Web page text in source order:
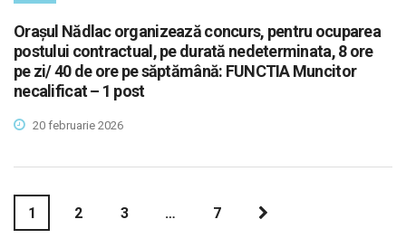
Orașul Nădlac organizează concurs, pentru ocuparea
postului contractual, pe durată nedeterminata, 8 ore
pe zi/ 40 de ore pe săptămână: FUNCTIA Muncitor
necalificat – 1 post
20 februarie 2026
1 2 3 … 7